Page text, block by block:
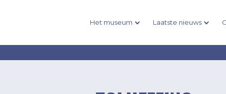
Het museum Laatste nieuws